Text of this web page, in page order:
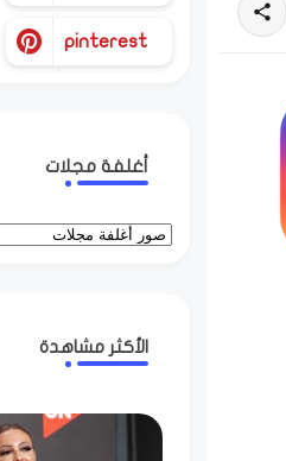
share
pinterest
أغلفة مجلات
الأكثر مشاهدة